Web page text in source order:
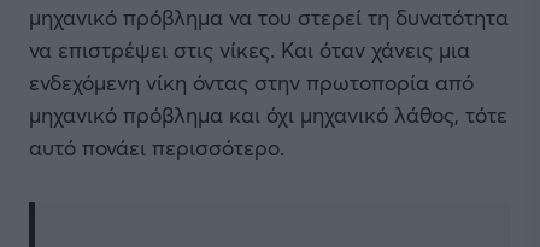
μηχανικό πρόβλημα να του στερεί τη δυνατότητα
να επιστρέψει στις νίκες. Και όταν χάνεις μια
ενδεχόμενη νίκη όντας στην πρωτοπορία από
μηχανικό πρόβλημα και όχι μηχανικό λάθος, τότε
αυτό πονάει περισσότερο.